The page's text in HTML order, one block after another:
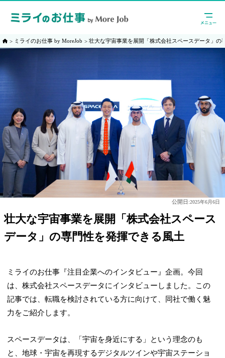
ミライのお仕事 by MoreJob 壮大な宇宙事業を展開「株式会社スペースデータ」の
公開日:2025年6月6日
壮大な宇宙事業を展開「株式会社スペース
データ」の専門性を発揮できる風土
ミライのお仕事『注目企業へのインタビュー』企画。今回
は、株式会社スペースデータにインタビューしました。この
記事では、転職を検討されている方に向けて、同社で働く魅
力をご紹介します。
スペースデータは、「宇宙を身近にする」という理念のも
と、地球・宇宙を再現するデジタルツインや宇宙ステーショ